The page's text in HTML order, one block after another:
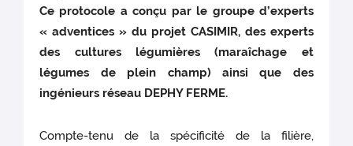
Ce protocole a conçu par le groupe d’experts
« adventices » du projet CASIMIR, des experts
des cultures légumières (maraîchage et
légumes de plein champ) ainsi que des
ingénieurs réseau DEPHY FERME.
Compte-tenu de la spécificité de la filière,